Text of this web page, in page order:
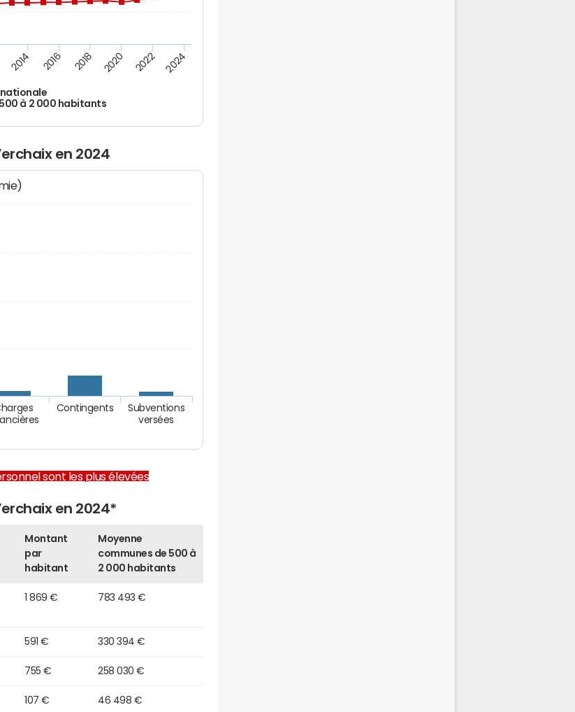
nationale
à 2 000 habitants
2014 2016 2018 2020 2022 2024
en 2024
Contingents
Subventions
versées
sont les plus élevées
en 2024*
Montant
par
habitant
Moyenne
communes de 500 à
2 000 habitants
1 869 € 783 493 €
591 € 330 394 €
755 € 258 030 €
107 € 46 498 €